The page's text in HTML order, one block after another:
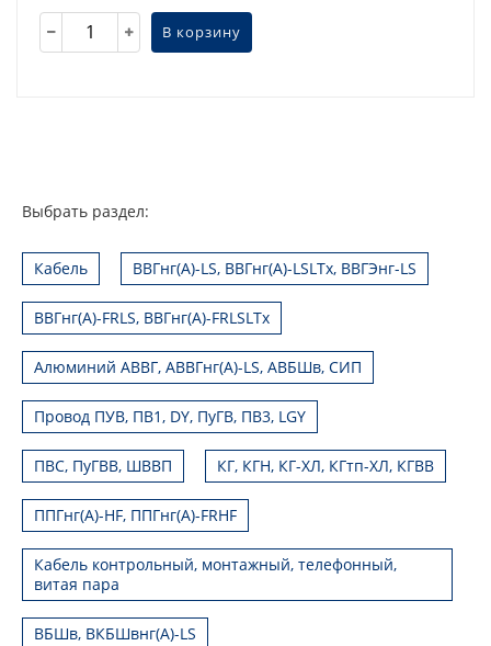
В корзину
Выбрать раздел:
Кабель ВВГнг(А)-LS, ВВГнг(А)-LSLTx, ВВГЭнг-LS
ВВГнг(А)-FRLS, ВВГнг(А)-FRLSLTx
Алюминий АВВГ, АВВГнг(А)-LS, АВБШв, СИП
Провод ПУВ, ПВ1, DY, ПуГВ, ПВ3, LGY
ПВС, ПуГВВ, ШВВП КГ, КГН, КГ-ХЛ, КГтп-ХЛ, КГВВ
ППГнг(А)-HF, ППГнг(А)-FRHF
Кабель контрольный, монтажный, телефонный,
витая пара
ВБШв, ВКБШвнг(А)-LS